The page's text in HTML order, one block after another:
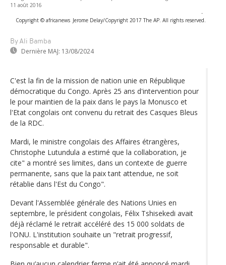
11 août 2016
-
Copyright © africanews Jerome Delay/Copyright 2017 The AP. All rights reserved.
By Ali Bamba
Dernière MAJ: 13/08/2024
C'est la fin de la mission de nation unie en République
démocratique du Congo. Après 25 ans d'intervention pour
le pour maintien de la paix dans le pays la Monusco et
l'Etat congolais ont convenu du retrait des Casques Bleus
de la RDC.
Mardi, le ministre congolais des Affaires étrangères,
Christophe Lutundula a estimé que la collaboration, je
cite" a montré ses limites, dans un contexte de guerre
permanente, sans que la paix tant attendue, ne soit
rétablie dans l'Est du Congo".
Devant l'Assemblée générale des Nations Unies en
septembre, le président congolais, Félix Tshisekedi avait
déjà réclamé le retrait accéléré des 15 000 soldats de
l'ONU. L'institution souhaite un "retrait progressif,
responsable et durable".